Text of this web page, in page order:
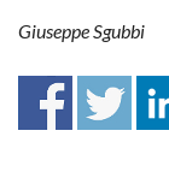
Giuseppe Sgubbi